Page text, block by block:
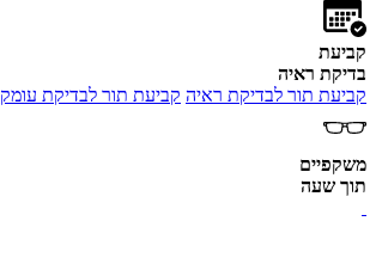
קביעת
בדיקת ראיה
קביעת תור לבדיקת ראיה קביעת תור לבדיקת עומק OCT
משקפיים
תוך שעה